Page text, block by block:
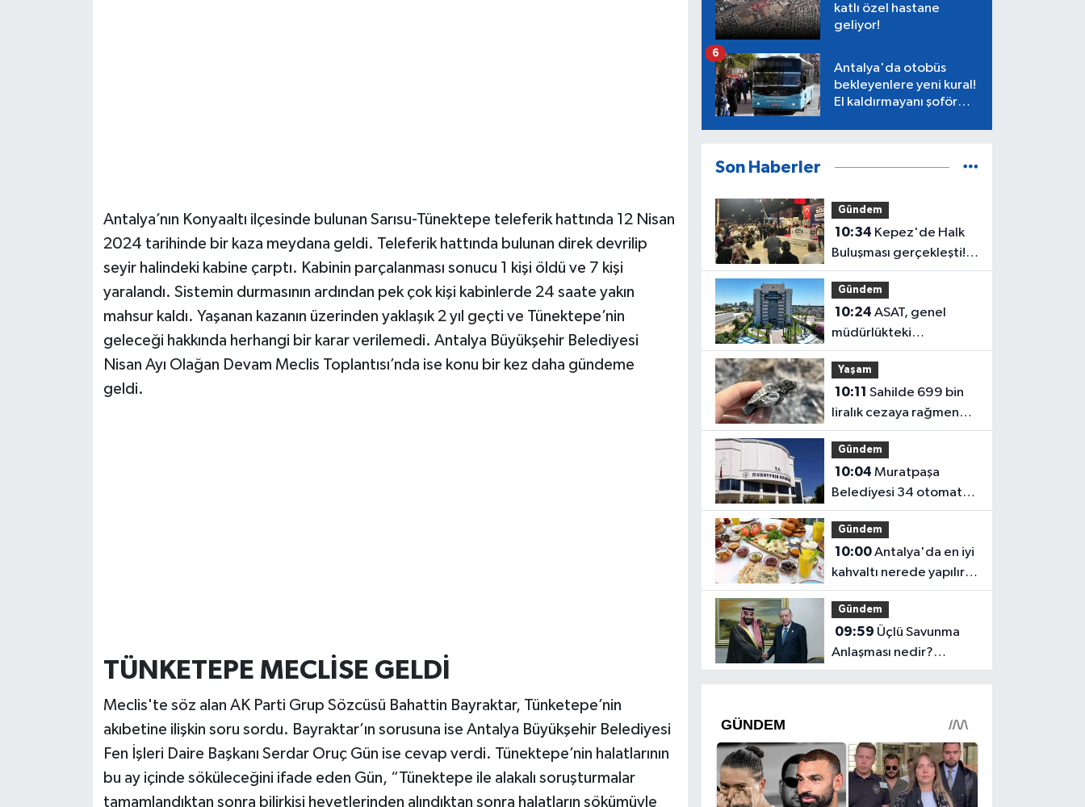
Antalya’nın Konyaaltı ilçesinde bulunan Sarısu-Tünektepe teleferik hattında 12 Nisan
2024 tarihinde bir kaza meydana geldi. Teleferik hattında bulunan direk devrilip
seyir halindeki kabine çarptı. Kabinin parçalanması sonucu 1 kişi öldü ve 7 kişi
yaralandı. Sistemin durmasının ardından pek çok kişi kabinlerde 24 saate yakın
mahsur kaldı. Yaşanan kazanın üzerinden yaklaşık 2 yıl geçti ve Tünektepe’nin
geleceği hakkında herhangi bir karar verilemedi. Antalya Büyükşehir Belediyesi
Nisan Ayı Olağan Devam Meclis Toplantısı’nda ise konu bir kez daha gündeme
geldi.
TÜNKETEPE MECLİSE GELDİ
Meclis'te söz alan AK Parti Grup Sözcüsü Bahattin Bayraktar, Tünketepe’nin
akıbetine ilişkin soru sordu. Bayraktar’ın sorusuna ise Antalya Büyükşehir Belediyesi
Fen İşleri Daire Başkanı Serdar Oruç Gün ise cevap verdi. Tünektepe’nin halatlarının
bu ay içinde söküleceğini ifade eden Gün, “Tünektepe ile alakalı soruşturmalar
tamamlandıktan sonra bilirkişi heyetlerinden alındıktan sonra halatların sökümüyle
katlı özel hastane
geliyor!
Antalya'da otobüs
bekleyenlere yeni kural!
El kaldırmayanı şoför
6
Son Haberler
Gündem
10:34
Buluşması gerçekleşti!
Kocagöz ve CHP
yönetimi vatandaşı
dinledi
Gündem
10:24
müdürlükteki
kafeteryayı 3 yıllığına
kiraya verecek
Yaşam
10:11
liralık cezaya rağmen
ateş yaktılar, caretta
yavrusu öldü
Gündem
10:04
Belediyesi 34 otomat
yerini kiraya veriyor
Gündem
10:00Antalya'da en iyi
kahvaltı nerede yapılır?
Serpme kahvaltı fiyatları
Gündem
09:59
Anlaşması nedir?
Maddeleri ne,